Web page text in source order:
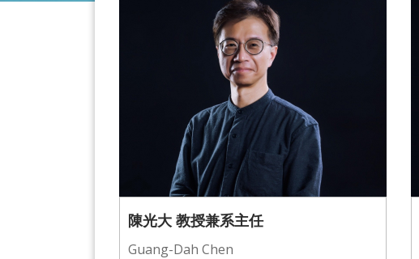
陳光大 教授兼系主任
Guang-Dah Chen